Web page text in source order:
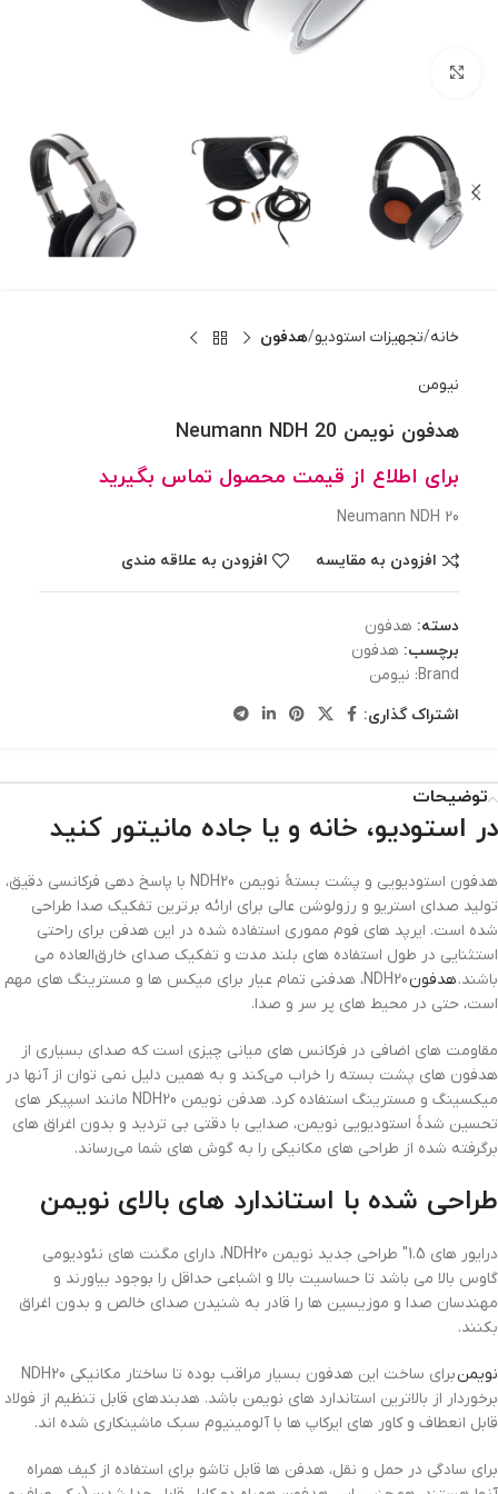
خانه تجهیزات استودیو هدفون
نیومن
هدفون نویمن Neumann NDH 20
برای اطلاع از قیمت محصول تماس بگیرید
Neumann NDH 20
افزودن به مقایسه افزودن به علاقه مندی
دسته: هدفون
برچسب: هدفون
Brand: نیومن
اشتراک گذاری:
توضیحات
در استودیو، خانه و یا جاده مانیتور کنید
هدفون استودیویی و پشت بستۀ نویمن NDH20 با پاسخ دهی فرکانسی دقیق،
تولید صدای استریو و رزولوشن عالی برای ارائه برترین تفکیک صدا طراحی
شده است. ایرپد های فوم مموری استفاده شده در این هدفن برای راحتی
استثنایی در طول استفاده های بلند مدت و تفکیک صدای خارق‌العاده می
باشند.هدفون
NDH20، هدفنی تمام عیار برای میکس ها و مسترینگ های مهم
است، حتی در محیط های پر سر و صدا.
مقاومت های اضافی در فرکانس های میانی چیزی است که صدای بسیاری از
هدفون های پشت بسته را خراب می‌کند و به همین دلیل نمی توان از آنها در
میکسینگ و مسترینگ استفاده کرد. هدفن نویمن NDH20 مانند اسپیکر های
تحسین شدۀ استودیویی نویمن، صدایی با دقتی بی تردید و بدون اغراق های
برگرفته شده از طراحی های مکانیکی را به گوش های شما می‌رساند.
طراحی شده با استاندارد های بالای نویمن
درایور های 1.5″ طراحی جدید نویمن NDH20، دارای مگنت های نئودیومی
گاوس بالا می باشد تا حساسیت بالا و اشباعی حداقل را بوجود بیاورند و
مهندسان صدا و موزیسین ها را قادر به شنیدن صدای خالص و بدون اغراق
بکنند.
نویمن
برای ساخت این هدفون بسیار مراقب بوده تا ساختار مکانیکی NDH20
برخوردار از بالاترین استاندارد های نویمن باشد. هدبندهای قابل تنظیم از فولاد
قابل انعطاف و کاور های ایرکاپ ها با آلومینیوم سبک ماشینکاری شده‌ اند.
برای سادگی در حمل و نقل، هدفن ها قابل تاشو برای استفاده از کیف همراه